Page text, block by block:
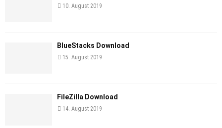
10. August 2019
BlueStacks Download
15. August 2019
FileZilla Download
14. August 2019